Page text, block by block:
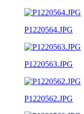
P1220564.JPG
P1220563.JPG
P1220562.JPG